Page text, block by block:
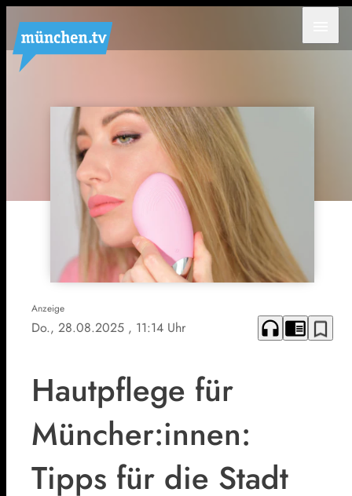
Anzeige
Do., 28.08.2025 , 11:14 Uhr headphones chrome_reader_mode bookmark_border
Hautpflege für
Müncher:innen:
Tipps für die Stadt